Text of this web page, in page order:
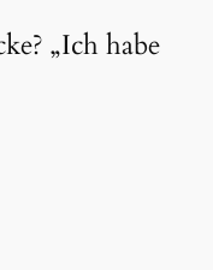
„Ich habe